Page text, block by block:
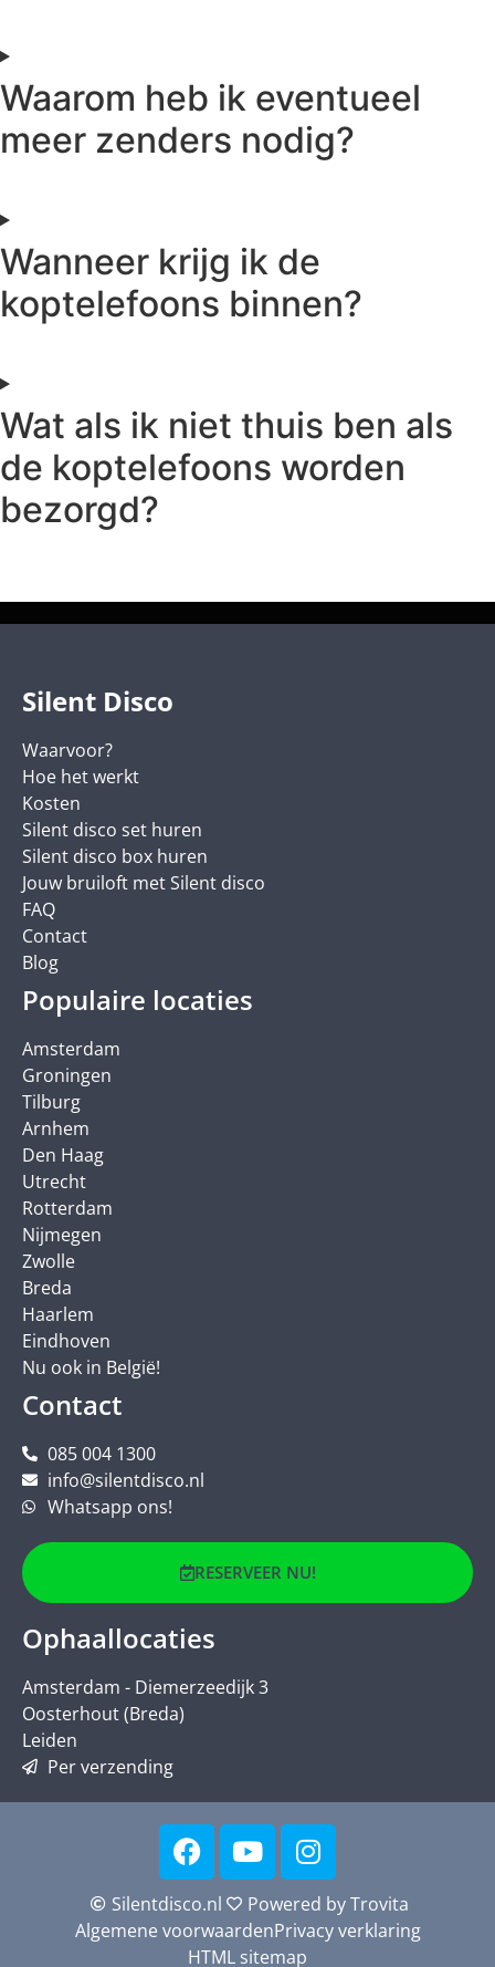
Waarom heb ik eventueel
meer zenders nodig?
Wanneer krijg ik de
koptelefoons binnen?
Wat als ik niet thuis ben als
de koptelefoons worden
bezorgd?
Silent Disco
Waarvoor?
Hoe het werkt
Kosten
Silent disco set huren
Silent disco box huren
Jouw bruiloft met Silent disco
FAQ
Contact
Blog
Populaire locaties
Amsterdam
Groningen
Tilburg
Arnhem
Den Haag
Utrecht
Rotterdam
Nijmegen
Zwolle
Breda
Haarlem
Eindhoven
Nu ook in België!
Contact
085 004 1300
info@silentdisco.nl
Whatsapp ons!
RESERVEER NU!
Ophaallocaties
Amsterdam - Diemerzeedijk 3
Oosterhout (Breda)
Leiden
Per verzending
Silentdisco.nl
Powered by Trovita
Algemene voorwaardenPrivacy verklaring
HTML sitemap